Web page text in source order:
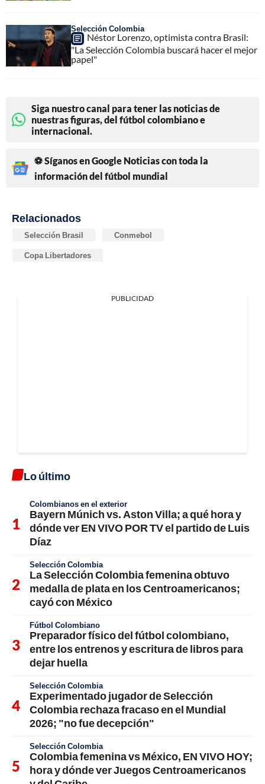
Selección Colombia
Néstor Lorenzo, optimista contra Brasil:
"La Selección Colombia buscará hacer el mejor
papel"
Siga nuestro canal para tener las noticias de
nuestras figuras, del fútbol colombiano e
internacional.
⚽ Síganos en Google Noticias con toda la
información del fútbol mundial
Relacionados
Selección Brasil Conmebol
Copa Libertadores
PUBLICIDAD
Lo último
Colombianos en el exterior
Bayern Múnich vs. Aston Villa; a qué hora y
dónde ver EN VIVO POR TV el partido de Luis
Díaz
Selección Colombia
La Selección Colombia femenina obtuvo
medalla de plata en los Centroamericanos;
cayó con México
Fútbol Colombiano
Preparador físico del fútbol colombiano,
entre los entrenos y escritura de libros para
dejar huella
Selección Colombia
Experimentado jugador de Selección
Colombia rechaza fracaso en el Mundial
2026; "no fue decepción"
Selección Colombia
Colombia femenina vs México, EN VIVO HOY;
hora y dónde ver Juegos Centroamericanos